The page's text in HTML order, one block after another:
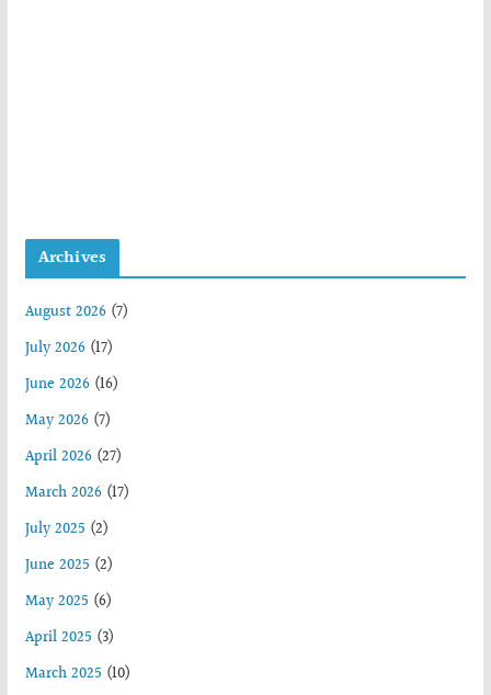
Archives
August 2026(7)
July 2026(17)
June 2026(16)
May 2026(7)
April 2026(27)
March 2026(17)
July 2025 (2)
June 2025 (2)
May 2025 (6)
April 2025 (3)
March 2025 (10)